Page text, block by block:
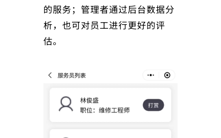
的服务；管理者通过后台数据分
析，也可对员工进行更好的评
估。